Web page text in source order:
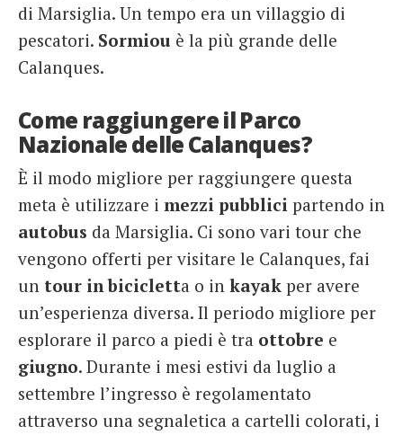
di Marsiglia. Un tempo era un villaggio di
pescatori. Sormiou è la più grande delle
Calanques.
Come raggiungere il Parco
Nazionale delle Calanques?
È il modo migliore per raggiungere questa
meta è utilizzare i mezzi pubblici partendo in
autobus da Marsiglia. Ci sono vari tour che
vengono offerti per visitare le Calanques, fai
un tour in bicicletta o in kayak per avere
un’esperienza diversa. Il periodo migliore per
esplorare il parco a piedi è tra ottobre e
giugno. Durante i mesi estivi da luglio a
settembre l’ingresso è regolamentato
attraverso una segnaletica a cartelli colorati, i